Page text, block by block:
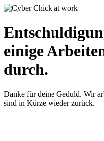
einige
durch.
Danke für deine Geduld. Wir
sind in Kürze wieder zurück.